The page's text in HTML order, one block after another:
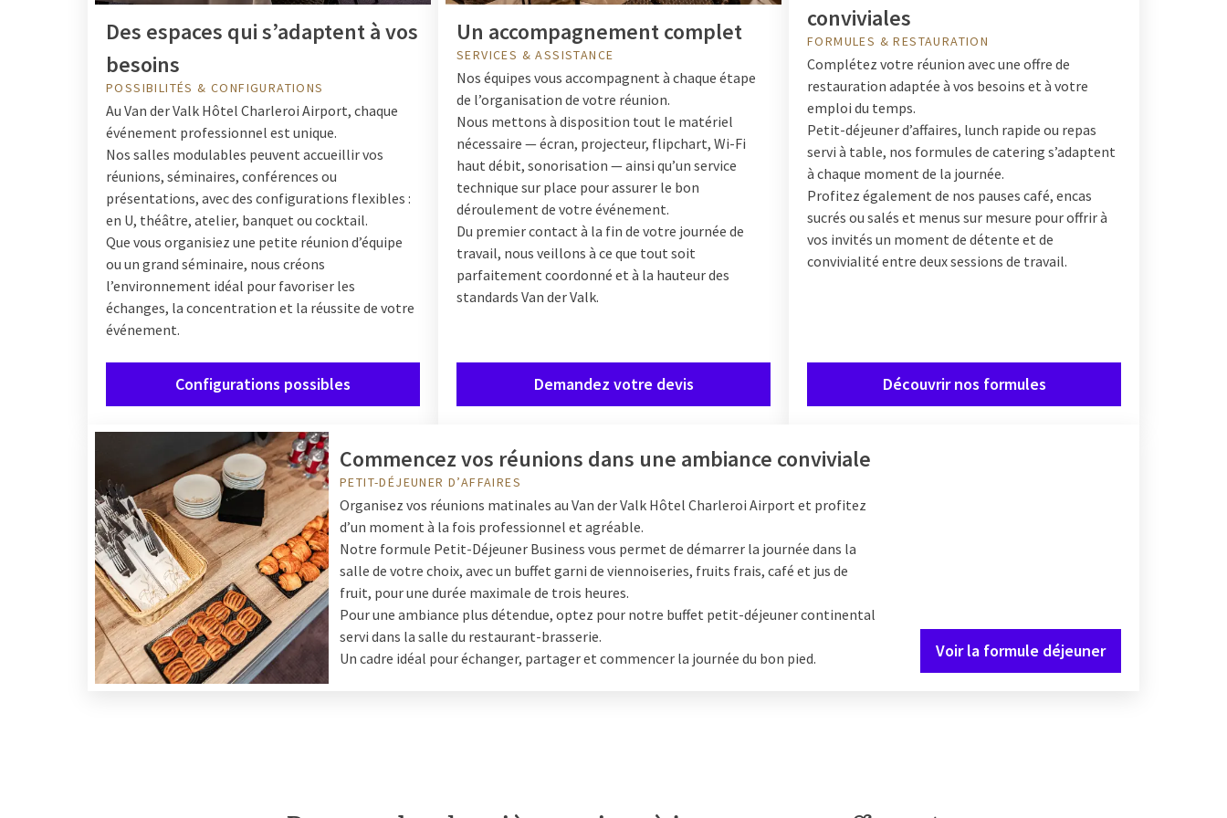
Des espaces qui s’adaptent à vos
besoins
POSSIBILITÉS & CONFIGURATIONS
Au Van der Valk Hôtel Charleroi Airport, chaque
événement professionnel est unique.
Nos salles modulables peuvent accueillir vos
réunions, séminaires, conférences ou
présentations, avec des configurations flexibles :
en U, théâtre, atelier, banquet ou cocktail.
Que vous organisiez une petite réunion d’équipe
ou un grand séminaire, nous créons
l’environnement idéal pour favoriser les
échanges, la concentration et la réussite de votre
événement.
Configurations possibles
Un accompagnement complet
SERVICES & ASSISTANCE
Nos équipes vous accompagnent à chaque étape
de l’organisation de votre réunion.
Nous mettons à disposition tout le matériel
nécessaire — écran, projecteur, flipchart, Wi-Fi
haut débit, sonorisation — ainsi qu’un service
technique sur place pour assurer le bon
déroulement de votre événement.
Du premier contact à la fin de votre journée de
travail, nous veillons à ce que tout soit
parfaitement coordonné et à la hauteur des
standards Van der Valk.
Demandez votre devis
conviviales
FORMULES & RESTAURATION
Complétez votre réunion avec une offre de
restauration adaptée à vos besoins et à votre
emploi du temps.
Petit-déjeuner d’affaires, lunch rapide ou repas
servi à table, nos formules de catering s’adaptent
à chaque moment de la journée.
Profitez également de nos pauses café, encas
sucrés ou salés et menus sur mesure pour offrir à
vos invités un moment de détente et de
convivialité entre deux sessions de travail.
Découvrir nos formules
Commencez vos réunions dans une ambiance conviviale
PETIT-DÉJEUNER D’AFFAIRES
Organisez vos réunions matinales au Van der Valk Hôtel Charleroi Airport et profitez
d’un moment à la fois professionnel et agréable.
Notre formule Petit-Déjeuner Business vous permet de démarrer la journée dans la
salle de votre choix, avec un buffet garni de viennoiseries, fruits frais, café et jus de
fruit, pour une durée maximale de trois heures.
Pour une ambiance plus détendue, optez pour notre buffet petit-déjeuner continental
servi dans la salle du restaurant-brasserie.
Un cadre idéal pour échanger, partager et commencer la journée du bon pied.
Voir la formule déjeuner